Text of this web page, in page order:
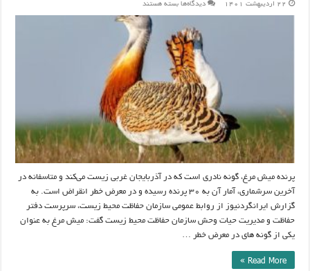
۲۲ اردیبهشت ۱۴۰۱ دیدگاه‌هابرای
معرض
انقراض
است
بسته هستند
پرنده میش مرغ، گونه نادری است که در آذربایجان غربی زیست می‌کند و متاسفانه در
آخرین سرشماری، آمار آن به ۳۰ پرنده رسیده و در معرض خطر انقراض است. به
گزارش ایرانگردنیوز از روابط عمومی سازمان حفاظت محیط زیست، سرپرست دفتر
حفاظت و مدیریت حیات وحش سازمان حفاظت محیط زیست گفت: میش مرغ به عنوان
یکی از گونه های در معرض خطر …
Read More »